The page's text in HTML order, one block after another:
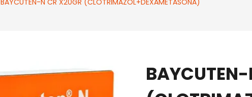
BAYCUTEN-N CR X20GR (CLOTRIMAZOL+DEXAMETASONA)